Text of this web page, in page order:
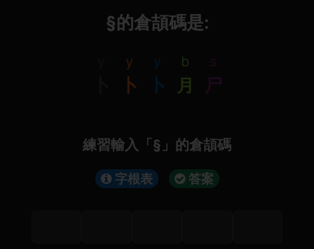
§的倉頡碼是:
y
卜
y
卜
b
月
s
尸
練習輸入「§」的倉頡碼
字根表 答案